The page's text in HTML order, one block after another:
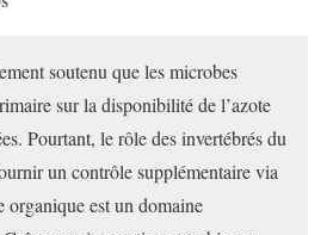
soutenu que les microbes
sur la disponibilité de l’azote
Pourtant, le rôle des invertébrés du
un contrôle supplémentaire via
organique est un domaine